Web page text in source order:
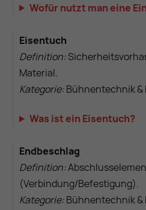
Wofür nutzt man eine
Eisentuch
Definition:
Material.
Kategorie:Bühnentechnik &
Was ist ein Eisentuch?
Endbeschlag
Definition:
(Verbindung/Befestigung).
Kategorie:Bühnentechnik &